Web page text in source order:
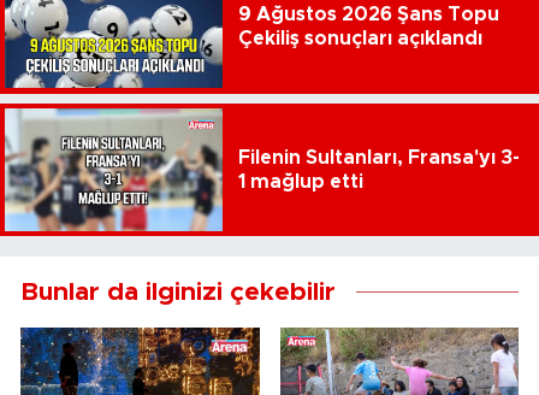
9 Ağustos 2026 Şans Topu
Çekiliş sonuçları açıklandı
Filenin Sultanları, Fransa'yı 3-
1 mağlup etti
Bunlar da ilginizi çekebilir